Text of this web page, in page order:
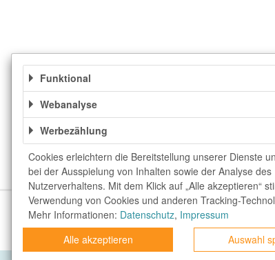
Über uns Unser Team FAQ
Top Gutscheine
Exklusive Gutscheine
Funktional
Webanalyse
Werbezählung
Cookies erleichtern die Bereitstellung unserer Dienste
bei der Ausspielung von Inhalten sowie der Analyse des
Nutzerverhaltens. Mit dem Klick auf „Alle akzeptieren“
Verwendung von Cookies und anderen Tracking-
Mehr Informationen: Datenschutz, Impressum
Alle akzeptieren
Auswahl